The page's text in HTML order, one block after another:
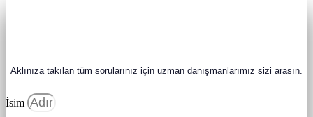
Aklınıza takılan tüm sorularınız için uzman danışmanlarımız sizi arasın.
İsim